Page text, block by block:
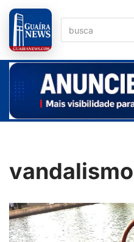
Pular
para
o
conteúdo